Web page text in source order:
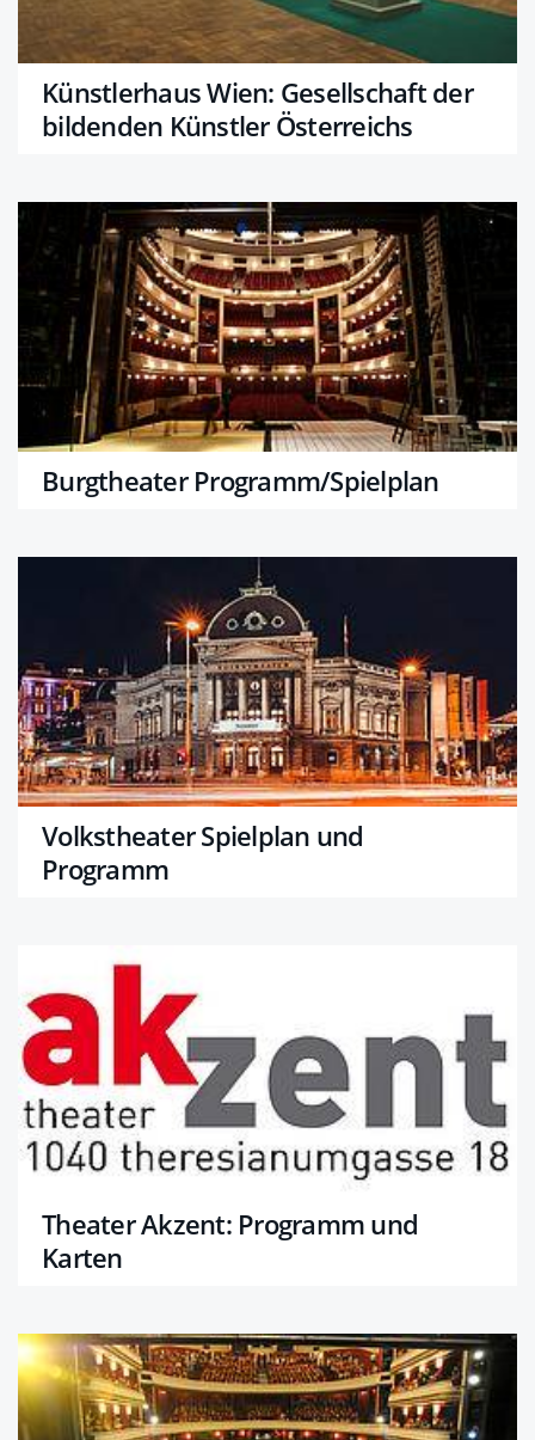
Künstlerhaus Wien: Gesellschaft der
bildenden Künstler Österreichs
Burgtheater Programm/Spielplan
Volkstheater Spielplan und
Programm
Theater Akzent: Programm und
Karten